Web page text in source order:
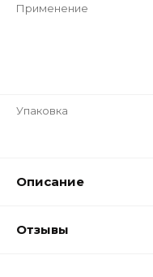
Применение
Упаковка
Описание
Отзывы